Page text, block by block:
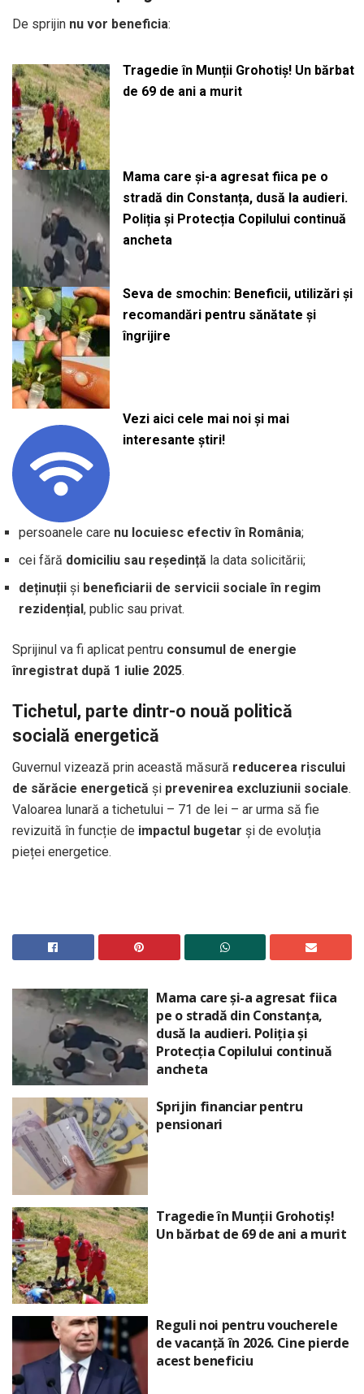
De sprijin nu vor beneficia:
Tragedie în Munții Grohotiș! Un bărbat
de 69 de ani a murit
Mama care și-a agresat fiica pe o
stradă din Constanța, dusă la audieri.
Poliția și Protecția Copilului continuă
ancheta
Seva de smochin: Beneficii, utilizări și
recomandări pentru sănătate și
îngrijire
Vezi aici cele mai noi și mai
interesante știri!
persoanele care nu locuiesc efectiv în România;
cei fără domiciliu sau reședință la data solicitării;
deținuții și beneficiarii de servicii sociale în regim
rezidențial , public sau privat.
Sprijinul va fi aplicat pentru consumul de energie
înregistrat după 1 iulie 2025.
Tichetul, parte dintr-o nouă politică
socială energetică
Guvernul vizează prin această măsură reducerea riscului
de sărăcie energetică și prevenirea excluziunii sociale.
Valoarea lunară a tichetului – 71 de lei – ar urma să fie
revizuită în funcție de impactul bugetar și de evoluția
pieței energetice.
Mama care și-a agresat fiica
pe o stradă din Constanța,
dusă la audieri. Poliția și
Protecția Copilului continuă
ancheta
Sprijin financiar pentru
pensionari
Tragedie în Munții Grohotiș!
Un bărbat de 69 de ani a murit
Reguli noi pentru voucherele
de vacanță în 2026. Cine pierde
acest beneficiu